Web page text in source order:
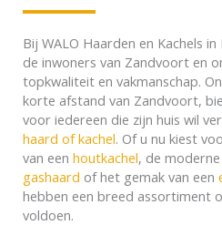
Bij WALO Haarden en Kachels
de inwoners van Zandvoort en
topkwaliteit en vakmanschap.
korte afstand van Zandvoort,
voor iedereen die zijn huis wil
haard of kachel. Of u nu kiest
van een houtkachel, de
gashaard of het gemak van een
hebben een breed assortiment
voldoen.